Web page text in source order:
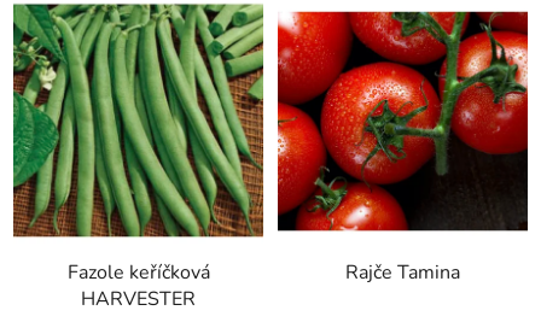
Fazole keříčková
HARVESTER
Rajče Tamina